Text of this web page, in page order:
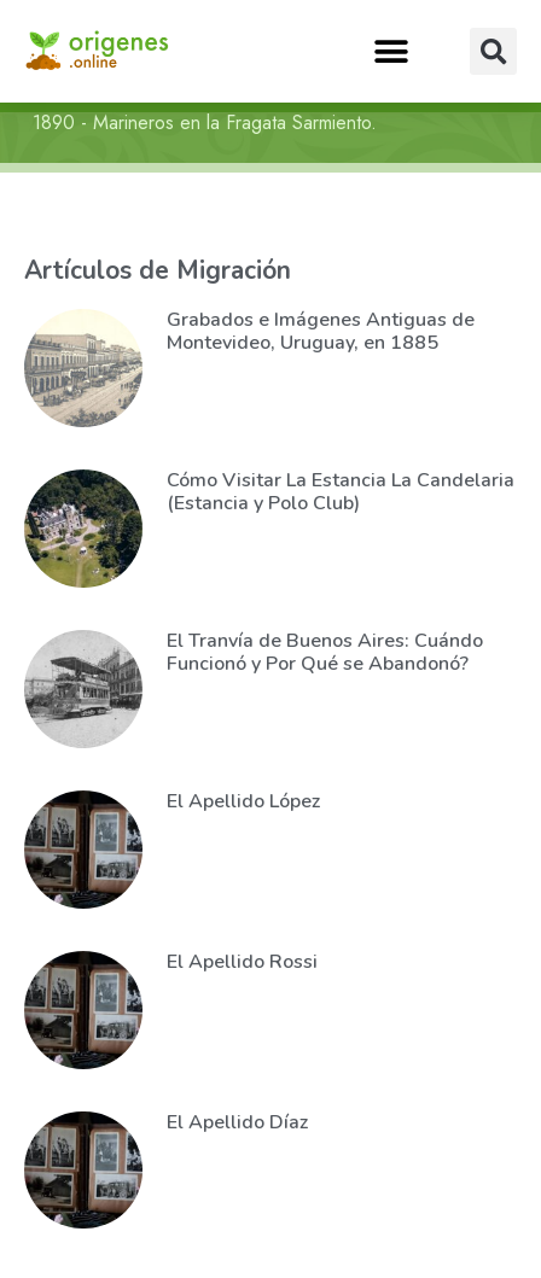
1890 - Marineros en la Fragata Sarmiento.
Artículos de Migración
Grabados e Imágenes Antiguas de
Montevideo, Uruguay, en 1885
Cómo Visitar La Estancia La Candelaria
(Estancia y Polo Club)
El Tranvía de Buenos Aires: Cuándo
Funcionó y Por Qué se Abandonó?
El Apellido López
El Apellido Rossi
El Apellido Díaz